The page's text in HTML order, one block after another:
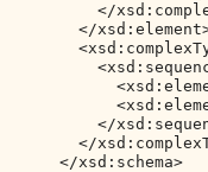
</
</
</
</
</xsd:schema>